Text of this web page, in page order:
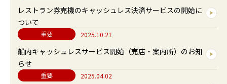
レストラン券売機のキャッシュレス決済サービスの開始に
ついて
重要 2025.10.21
船内キャッシュレスサービス開始（売店・案内所）のお知
らせ
重要 2025.04.02